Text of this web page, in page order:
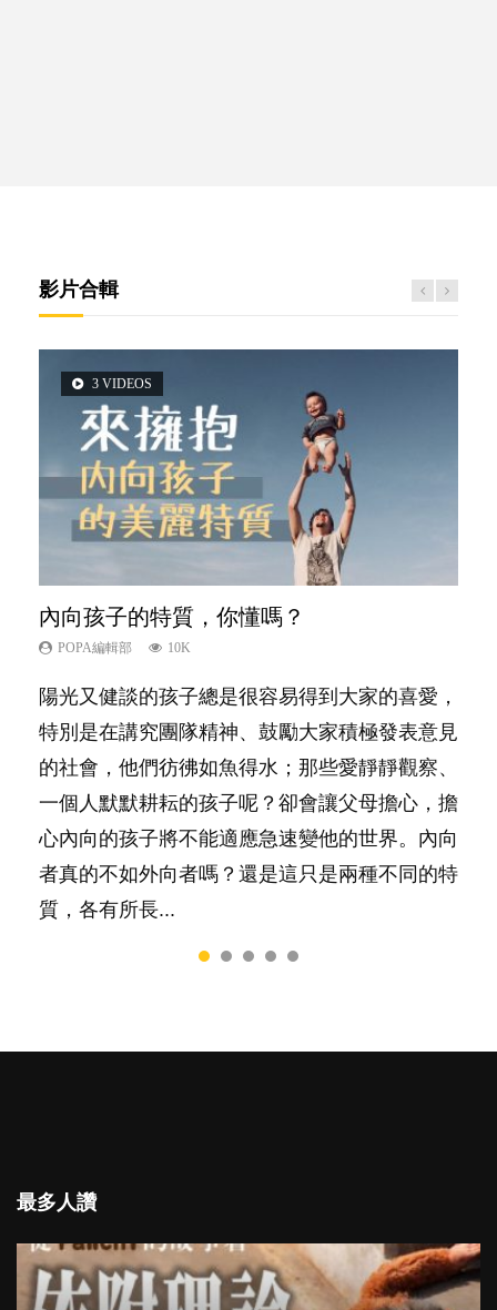
影片合輯
3 VIDEOS
內向孩子的特質，你懂嗎？
POPA編輯部 10K
陽光又健談的孩子總是很容易得到大家的喜愛，
特別是在講究團隊精神、鼓勵大家積極發表意見
的社會，他們彷彿如魚得水；那些愛靜靜觀察、
一個人默默耕耘的孩子呢？卻會讓父母擔心，擔
心內向的孩子將不能適應急速變他的世界。內向
者真的不如外向者嗎？還是這只是兩種不同的特
質，各有所長...
6 VIDEOS
愛孩子也別忘了愛自己，父母如何關顧自
己的身心靈？
照顧孩子衣食住行、陪同兒女應對功課測驗，還
要陪玩製造親子時間，尚要處理家中雜項要
務……當父母的，有千百個任務要做。可惜，有
一樣重要至極的，總被遺漏——關注自己的情緒
和心理健康。...
5 VIDEOS
夫妻必看！經營婚姻，沒捷徑
POPA編輯部 22.9K
你是不是也曾經以為只要跟相愛的人結婚，就自
然能走到白頭，但生了孩子卻發現事情不如你所
料？ 經營婚姻，不如我們想像的簡單，卻也不
是大家說得那麼難。一起來認識婚姻的真相！...
14 VIDEOS
新手父母不用怕
POPA編輯部 16.3K
相信許多人初為人父母，由懷孕開始到孩子呱呱
落地，心中都有數之不盡的問題～這裡一次過集
合我們以往製作過的相關短片。 這段路讓我們
跟你同行～...
2 VIDEOS
想孩子學好外語，點做好？
POPA編輯部 9.9K
有人話學多種語言越早開始越好，有人卻說一時
間太多語言，會令孩子感到混淆，到底誰是誰
非？聽聽專家怎樣說，解開語言學習的迷思～...
最多人讚